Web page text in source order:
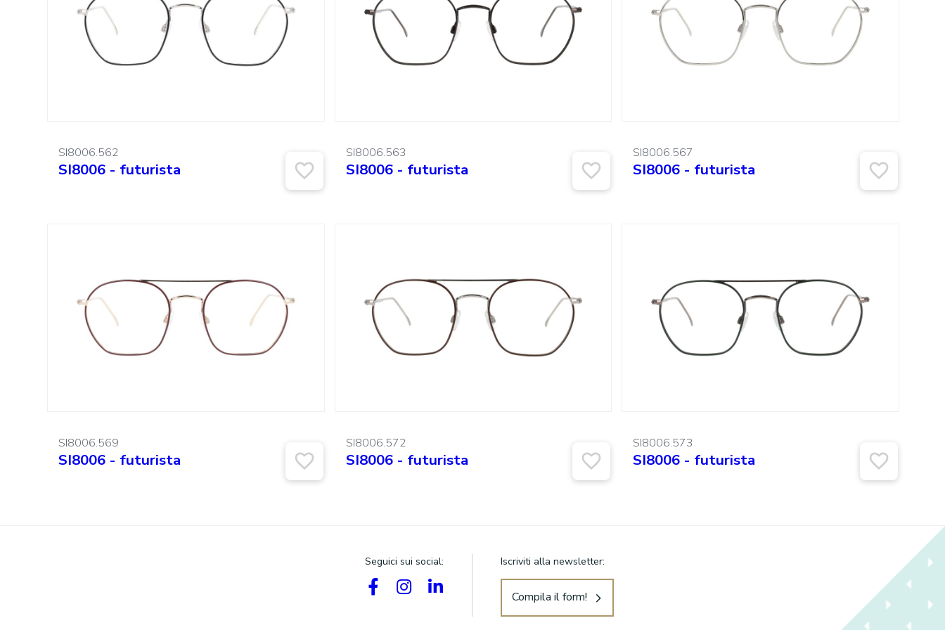
SI8006.562
SI8006 - futurista
SI8006.563
SI8006 - futurista
SI8006.567
SI8006 - futurista
SI8006.569
SI8006 - futurista
SI8006.572
SI8006 - futurista
SI8006.573
SI8006 - futurista
Seguici sui social: Iscriviti alla newsletter:
Compila il form!
Cerca: